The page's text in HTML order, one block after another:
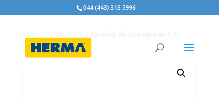
044 (443) 313 5996
Inicio CANDADOS
FANAL (FAN120)